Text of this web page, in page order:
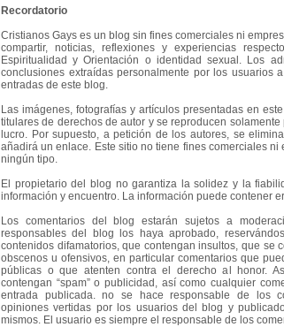
Recordatorio
Cristianos Gays es un blog sin fines comerciales ni
compartir, noticias, reflexiones y experiencias
Espiritualidad y Orientación o identidad sexual. Los
conclusiones extraídas personalmente por los
entradas de este blog.
Las imágenes, fotografías y artículos presentadas en
titulares de derechos de autor y se reproducen
lucro. Por supuesto, a petición de los autores, se
añadirá un enlace. Este sitio no tiene fines comerciales
ningún tipo.
El propietario del blog no garantiza la solidez y la
información y encuentro. La información puede contener
Los comentarios del blog estarán sujetos a
responsables del blog los haya aprobado,
contenidos difamatorios, que contengan insultos, que se
obscenos u ofensivos, en particular comentarios que
públicas o que atenten contra el derecho al honor.
contengan “spam” o publicidad, así como cualquier
entrada publicada. no se hace responsable de los
opiniones vertidas por los usuarios del blog y
mismos. El usuario es siempre el responsable de los